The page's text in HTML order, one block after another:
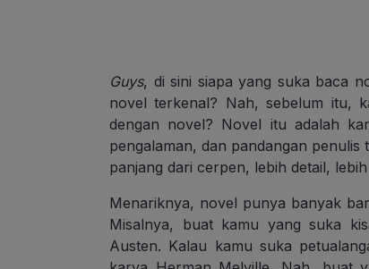
Guys, di sini siapa yang suka baca
novel terkenal? Nah, sebelum itu,
dengan novel? Novel itu adalah
pengalaman, dan pandangan
panjang dari cerpen, lebih detail,
Menariknya, novel punya banyak
Misalnya, buat kamu yang suka
Austen. Kalau kamu suka